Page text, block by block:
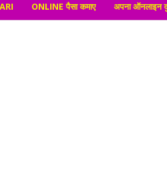
ONLINE पैसा कमाए अपना ऑनलाइन